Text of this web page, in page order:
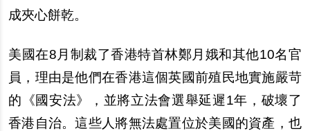
成夾心餅乾。
美國在8月制裁了香港特首林鄭月娥和其他10名官
員，理由是他們在香港這個英國前殖民地實施嚴苛
的《國安法》，並將立法會選舉延遲1年，破壞了
香港自治。這些人將無法處置位於美國的資產 ，也